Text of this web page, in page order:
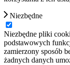
Niezbędne
Niezbędne pliki
podstawowych
zamierzony sposób
żadnych danych